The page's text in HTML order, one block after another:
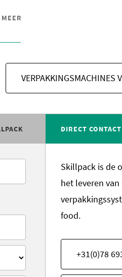
VERPAKKINGSMACHINES
DIRECT CONTACT
Skillpack is de
het leveren
food.
+31(0)78